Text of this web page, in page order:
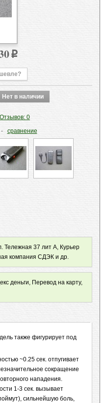
p
Отзывов: 0
- сравнение
Тележная 37 лит А, Курьер
компания СДЭК и др.
деньги, Перевод на карту,
также фигурирует под
~0.25 сек. отпугивает
сокращение
нападения.
1-3 сек. вызывает
сильнейшую боль,